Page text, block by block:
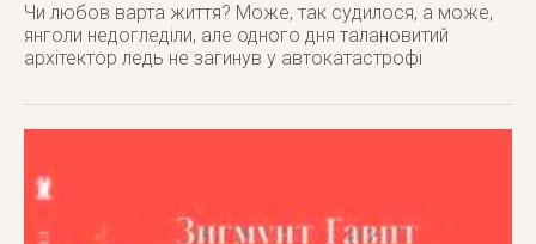
Чи любов варта життя? Може, так судилося, а може,
янголи недогледіли, але одного дня талановитий
архітектор ледь не загинув у автокатастрофі